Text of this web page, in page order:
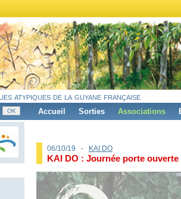
atypiques de la guyane française
Accueil Sorties Associations
06/10/19 - KAI DO
KAI DO : Journée porte ouverte